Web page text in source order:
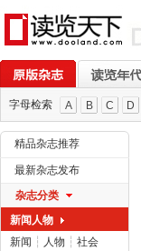
字母检索 A B C D
精品杂志推荐
最新杂志发布
杂志分类
新闻人物
新闻 ┆ 人物 ┆ 社会